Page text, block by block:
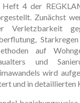
Heft 4 der
Zunächst
Verletzbarkeit
auf
und
wird
und in